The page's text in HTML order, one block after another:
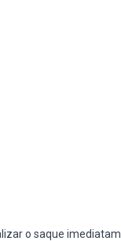
o saque